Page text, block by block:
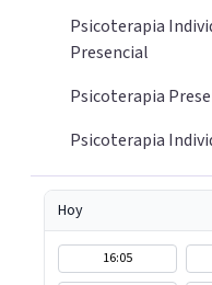
Psicoterapia
Presencial
Psicoterapia
Psicoterapia
Hoy
16:05